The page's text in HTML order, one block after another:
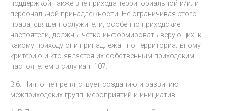
поддержкой также вне прихода территориальной и/или
персональной принадлежности. Не ограничивая этого
права, священнослужители, особенно приходские
настоятели, должны четко информировать верующих, к
какому приходу они принадлежат по территориальному
критерию и кто является их собственным приходским
настоятелем в силу кан. 107.
3.6. Ничто не препятствует созданию и развитию
межприходских групп, мероприятий и инициатив.